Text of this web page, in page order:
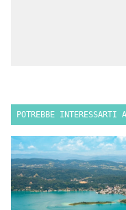
POTREBBE INTERESSARTI